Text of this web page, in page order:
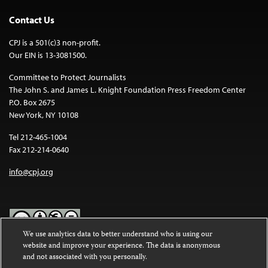
Contact Us
CPJ is a 501(c)3 non-profit.
Our EIN is 13-3081500.
Committee to Protect Journalists
The John S. and James L. Knight Foundation Press Freedom Center
P.O. Box 2675
New York, NY 10108
Tel 212-465-1004
Fax 212-214-0640
info@cpj.org
Except where noted, text on this website is licensed under a
Commons Attribution-NonCommercial-NoDerivatives 4.0
We use analytics data to better understand who is using our
website and improve your experience. The data is anonymous
and not associated with you personally.